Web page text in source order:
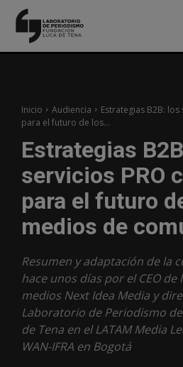
Inicio Audiencia
Estrategias B2B:
para el futuro de los...
Estrategias
servicios PRO
para el futuro
medios de
Resumen y adaptación de la
hace unos días por el CEO
medios Next Idea Media y
Laboratorio de Periodismo
de Tena en el LATAM Media
WAN-IFRA en Bogotá